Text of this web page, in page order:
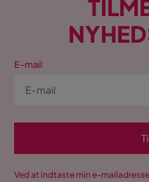
E-mail
Ved at indtaste min e-